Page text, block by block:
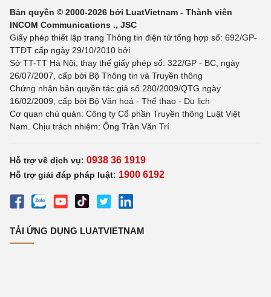
Bản quyền © 2000-2026 bởi LuatVietnam - Thành viên
INCOM Communications ., JSC
Giấy phép thiết lập trang Thông tin điện tử tổng hợp số: 692/GP-
TTĐT cấp ngày 29/10/2010 bởi
Sở TT-TT Hà Nội, thay thế giấy phép số: 322/GP - BC, ngày
26/07/2007, cấp bởi Bộ Thông tin và Truyền thông
Chứng nhận bản quyền tác giả số 280/2009/QTG ngày
16/02/2009, cấp bởi Bộ Văn hoá - Thể thao - Du lịch
Cơ quan chủ quản: Công ty Cổ phần Truyền thông Luật Việt
Nam. Chịu trách nhiệm: Ông Trần Văn Trí
Hỗ trợ về dịch vụ: 0938 36 1919
Hỗ trợ giải đáp pháp luật: 1900 6192
TẢI ỨNG DỤNG LUATVIETNAM